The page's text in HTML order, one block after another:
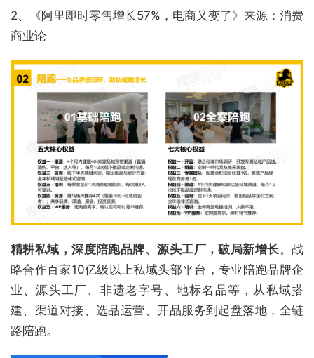
2、《阿里即时零售增长57%，电商又变了》来源：消费
商业论
精耕私域，深度陪跑品牌、源头工厂，破局新增长。战
略合作百家10亿级以上私域头部平台，专业陪跑品牌企
业、源头工厂、非遗老字号、地标名品等，从私域搭
建、渠道对接、选品运营、开品服务到起盘落地，全链
路陪跑。